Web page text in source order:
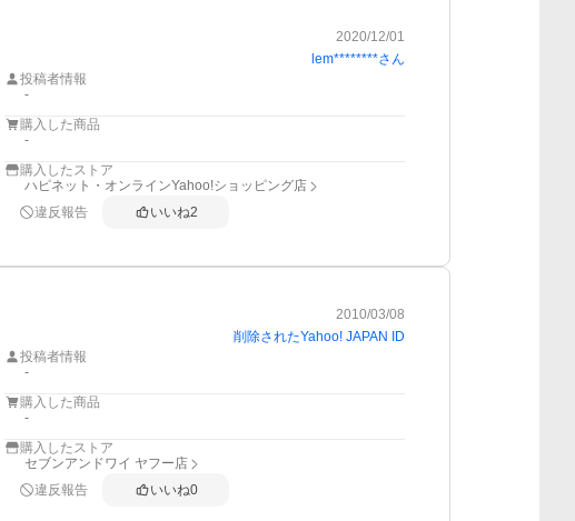
2020/12/01
lem********さん
投稿者情報
-
購入した商品
-
購入したストア
ハピネット・オンラインYahoo!ショッピング店
違反報告
いいね2
2010/03/08
削除されたYahoo! JAPAN ID
投稿者情報
-
購入した商品
-
購入したストア
セブンアンドワイ ヤフー店
違反報告
いいね0